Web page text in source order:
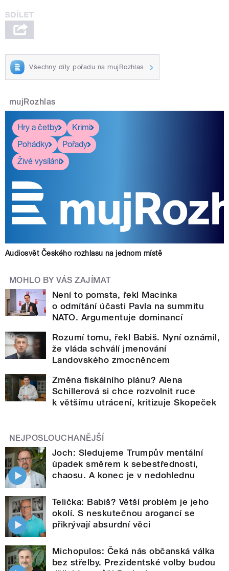
Všechny díly pořadu na mujRozhlas
mujRozhlas
Hry a četby
Krimi
Pohádky
Pořady
Živé vysílání
Audiosvět Českého rozhlasu na jednom místě
MOHLO BY VÁS ZAJÍMAT
Není to pomsta, řekl Macinka
o odmítání účasti Pavla na summitu
NATO. Argumentuje dominancí
Rozumí tomu, řekl Babiš. Nyní oznámil,
že vláda schválí jmenování
Landovského zmocněncem
Změna fiskálního plánu? Alena
Schillerová si chce rozvolnit ruce
k většímu utrácení, kritizuje Skopeček
NEJPOSLOUCHANĚJŠÍ
Joch: Sledujeme Trumpův mentální
úpadek směrem k sebestřednosti,
chaosu. A konec je v nedohlednu
Telička: Babiš? Větší problém je jeho
okolí. S neskutečnou arogancí se
přikrývají absurdní věci
Michopulos: Čeká nás občanská válka
bez střelby. Prezidentské volby budou